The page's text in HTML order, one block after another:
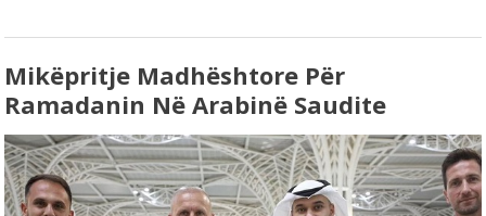
Mikëpritje Madhështore Për
Ramadanin Në Arabinë Saudite